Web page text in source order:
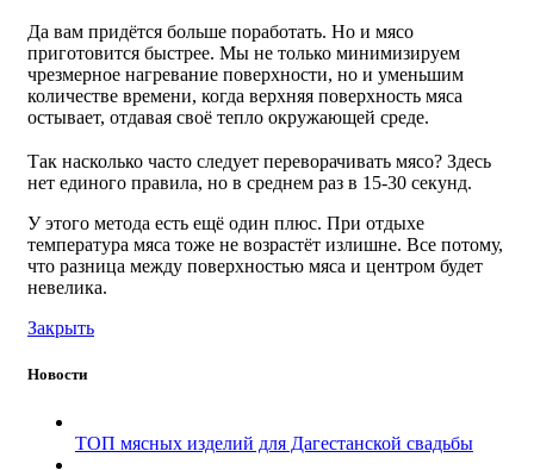
Да вам придётся больше поработать. Но и мясо
приготовится быстрее. Мы не только минимизируем
чрезмерное нагревание поверхности, но и уменьшим
количестве времени, когда верхняя поверхность мяса
остывает, отдавая своё тепло окружающей среде.
Так насколько часто следует переворачивать мясо? Здесь
нет единого правила, но в среднем раз в 15-30 секунд.
У этого метода есть ещё один плюс. При отдыхе
температура мяса тоже не возрастёт излишне. Все потому,
что разница между поверхностью мяса и центром будет
невелика.
Закрыть
Новости
ТОП мясных изделий для Дагестанской свадьбы